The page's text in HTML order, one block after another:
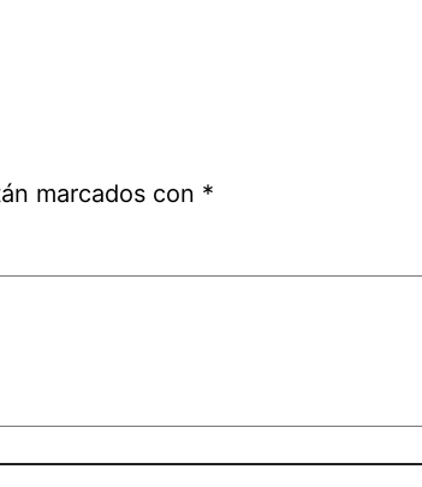
marcados con *